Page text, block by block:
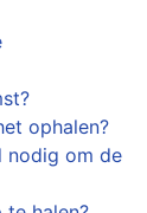
ophalen?
nodig om de